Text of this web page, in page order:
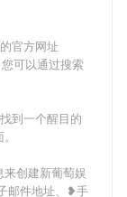
官方网址
可以通过搜索
到一个醒目的
创建新葡萄娱
邮件地址、❥手